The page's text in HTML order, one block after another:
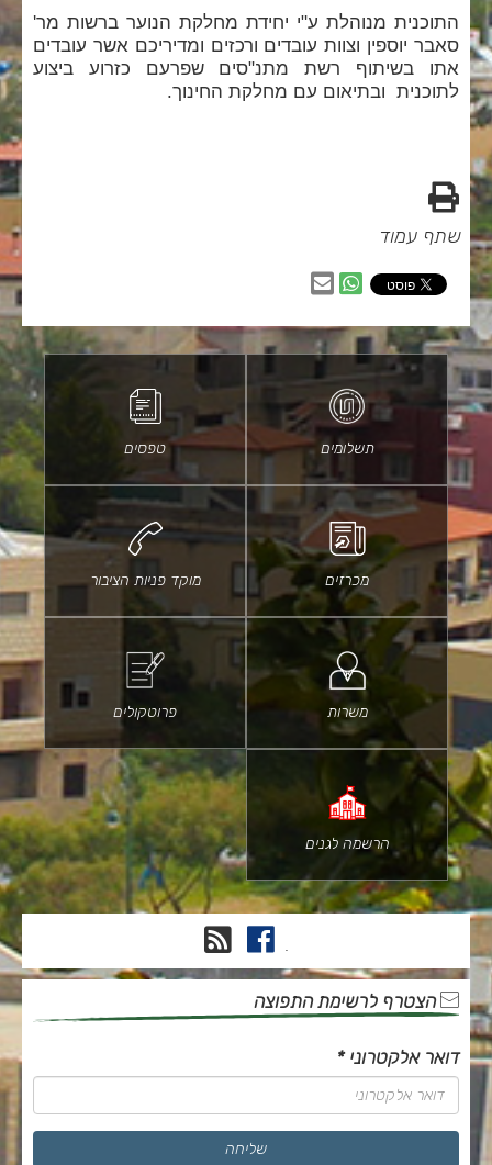
התוכנית מנוהלת ע"י יחידת מחלקת הנוער ברשות מר'
סאבר יוספין וצוות עובדים ורכזים ומדיריכם אשר עובדים
אתו בשיתוף רשת מתנ"סים שפרעם כזרוע ביצוע
לתוכנית ובתיאום עם מחלקת החינוך.
הדפס
שתף עמוד
שיתוף
בווטסאפ
שיתוף
באמצעות
דוא״ל
תשלומים טפסים
מכרזים מוקד פניות הציבור
משרות פרוטקולים
הרשמה לגנים
.
פייסבוקRSS
הצטרף לרשימת התפוצה
דואר אלקטרוני*